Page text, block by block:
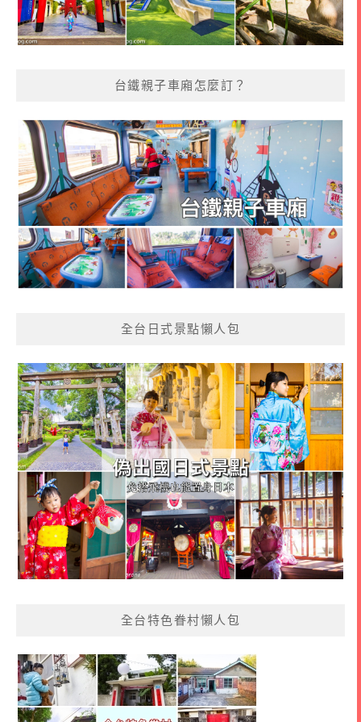
台鐵親子車廂怎麼訂？
全台日式景點懶人包
全台特色眷村懶人包